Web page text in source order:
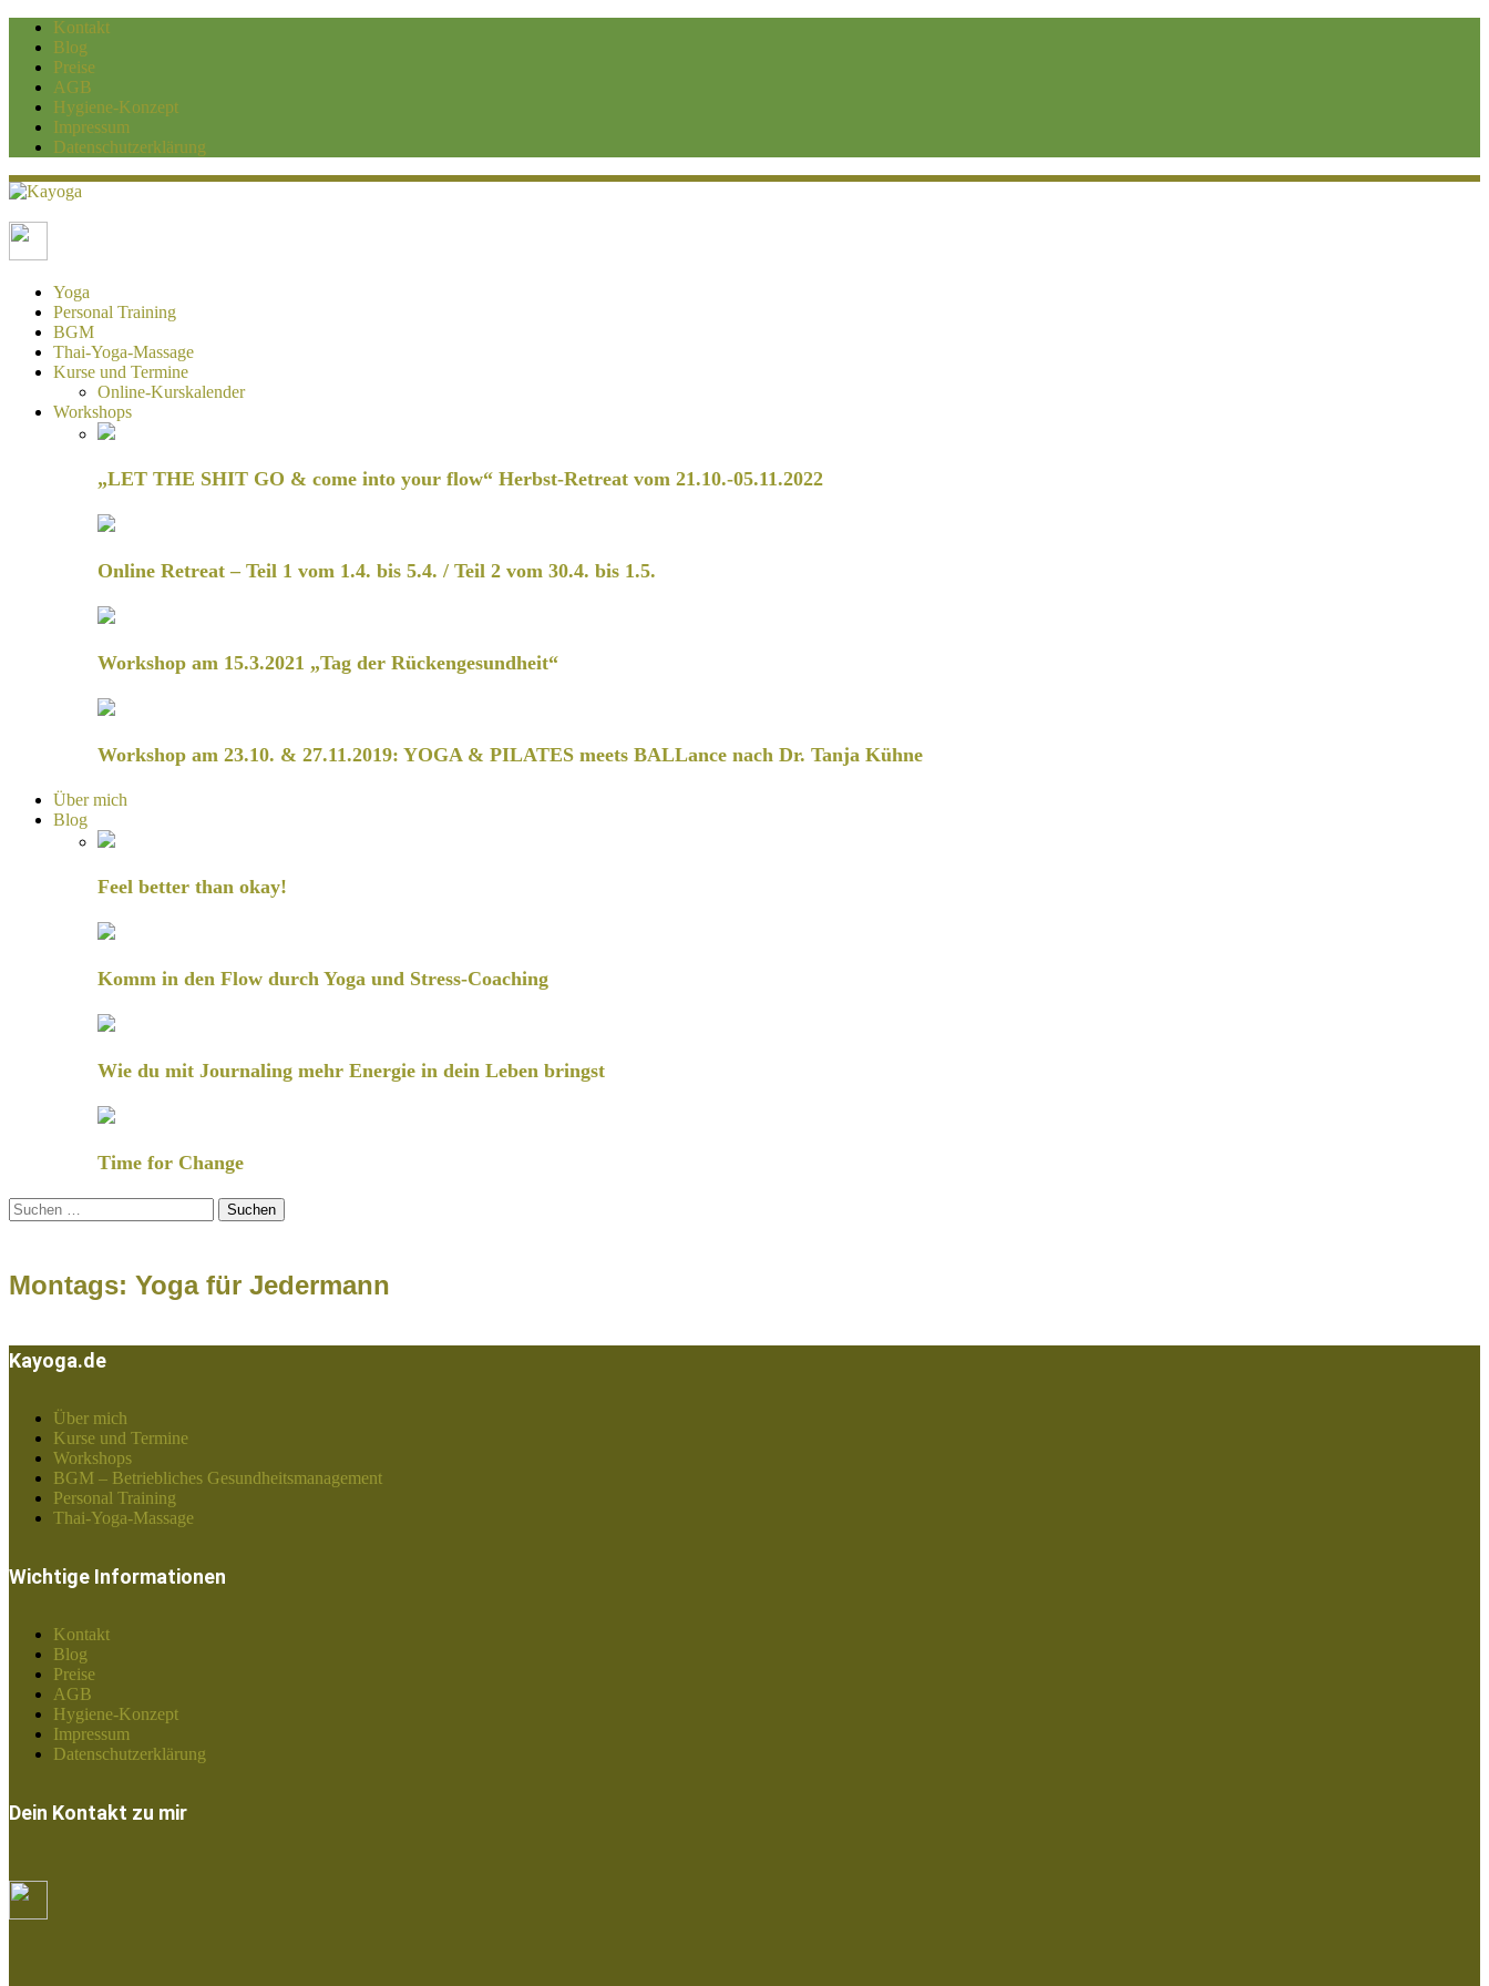
Kontakt
Blog
Preise
AGB
Hygiene-Konzept
Impressum
Datenschutzerklärung
Kayoga
Yoga und Personaltraining Duisburg
Yoga
Personal Training
BGM
Thai-Yoga-Massage
Kurse und Termine
Online-Kurskalender
Workshops
„LET THE SHIT GO & come into your flow“ Herbst-Retreat vom 21.10.-05.11.2022
Online Retreat – Teil 1 vom 1.4. bis 5.4. / Teil 2 vom 30.4. bis 1.5.
Workshop am 15.3.2021 „Tag der Rückengesundheit“
Workshop am 23.10. & 27.11.2019: YOGA & PILATES meets BALLance nach Dr. Tanja Kühne
Über mich
Blog
Feel better than okay!
Komm in den Flow durch Yoga und Stress-Coaching
Wie du mit Journaling mehr Energie in dein Leben bringst
Time for Change
Suchen
nach:
Montags: Yoga für Jedermann
Kayoga.de
Über mich
Kurse und Termine
Workshops
BGM – Betriebliches Gesundheitsmanagement
Personal Training
Thai-Yoga-Massage
Wichtige Informationen
Kontakt
Blog
Preise
AGB
Hygiene-Konzept
Impressum
Datenschutzerklärung
Dein Kontakt zu mir